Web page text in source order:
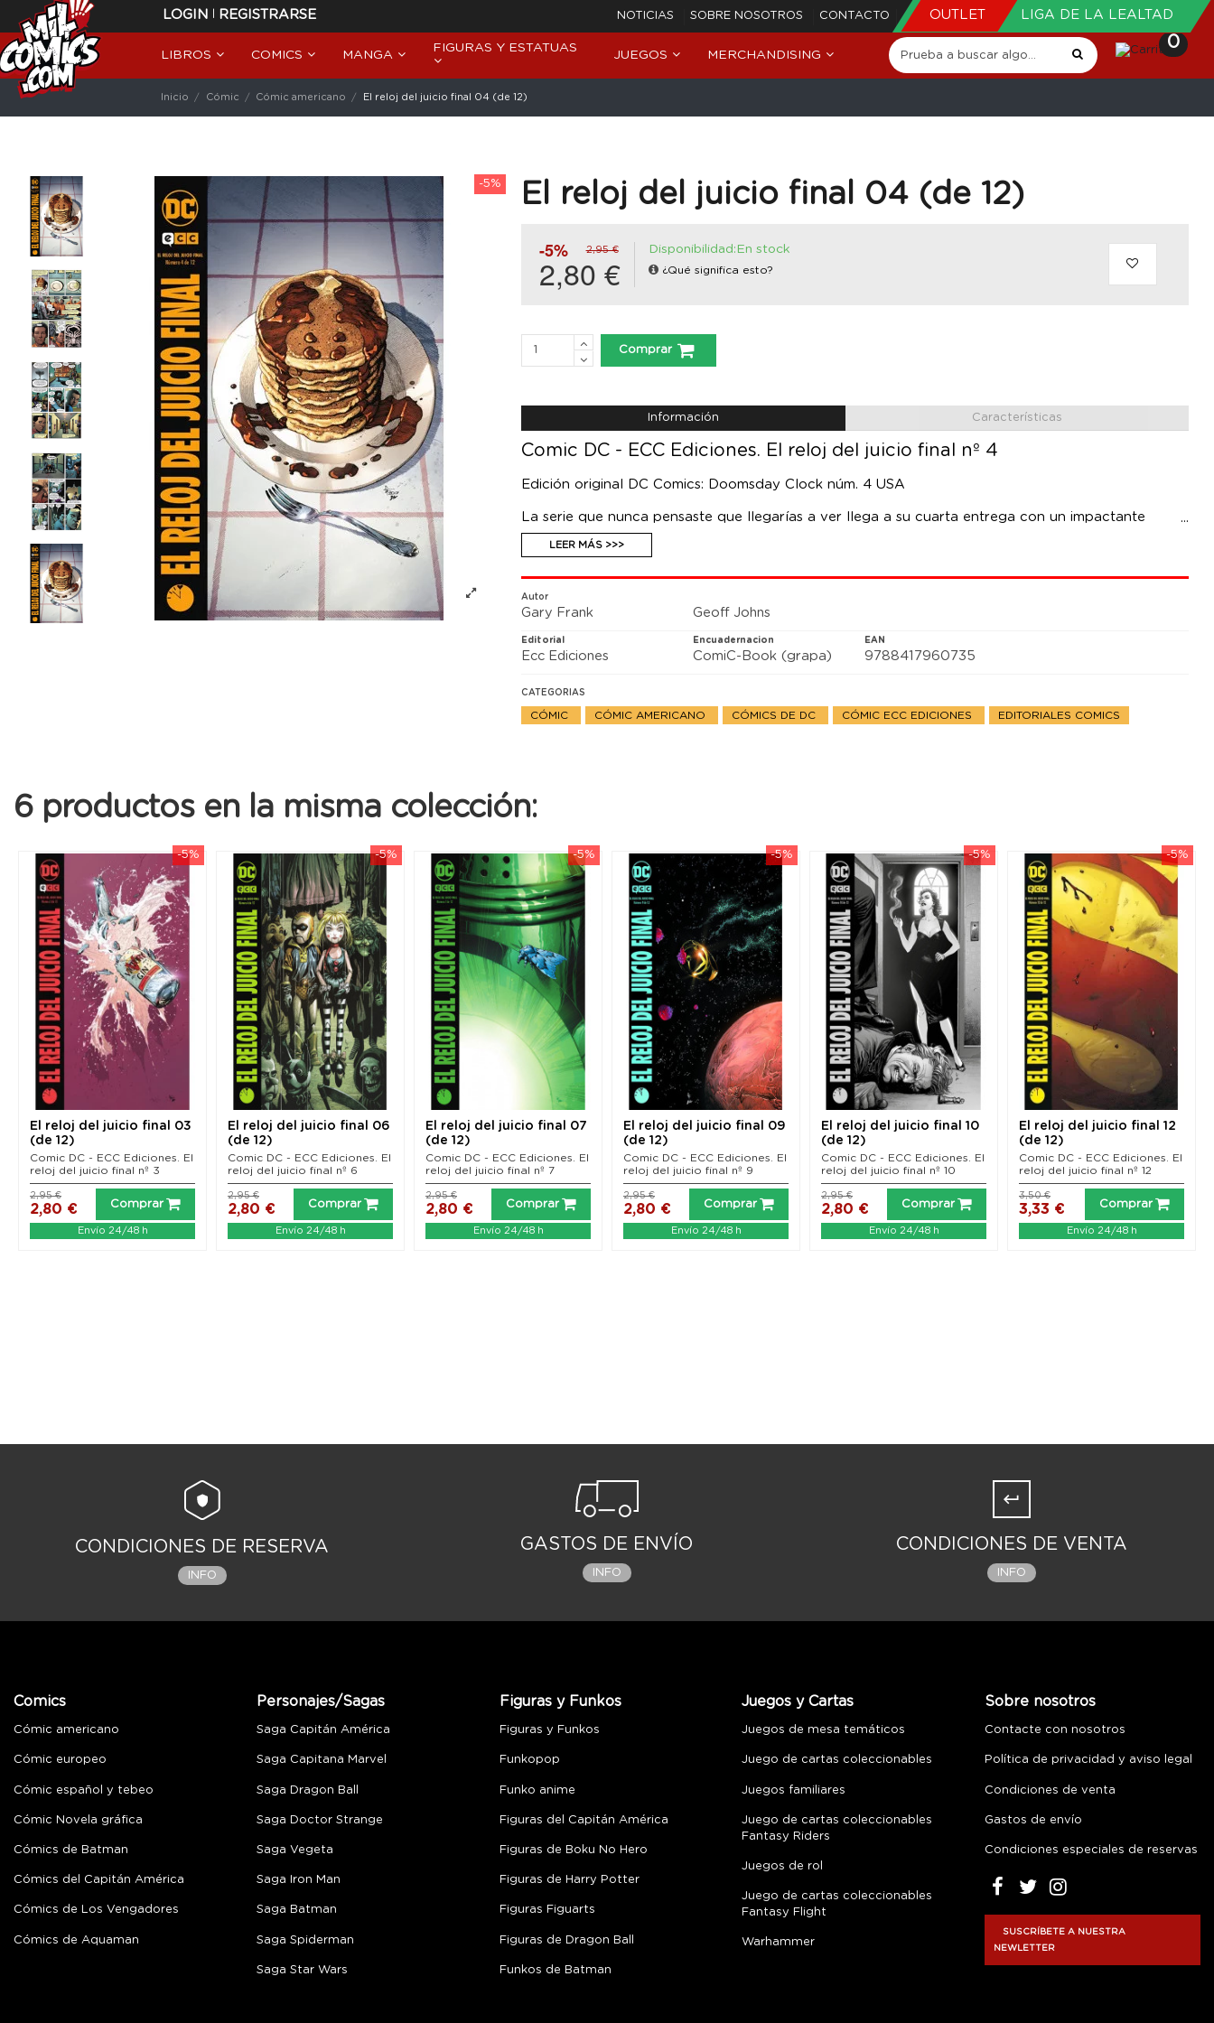
LOGIN | REGISTRARSE NOTICIAS SOBRE NOSOTROS CONTACTO OUTLET LIGA DE LA LEALTAD
LIBROS COMICS MANGA
FIGURAS Y ESTATUAS
JUEGOS MERCHANDISING
0
Inicio Cómic Cómic americano El reloj del juicio final 04 (de 12)
-5% El reloj del juicio final 04 (de 12)
-5% 2,95 €
2,80 €
Disponibilidad:En stock
¿Qué significa esto?
Comprar
Información Características
Comic DC - ECC Ediciones. El reloj del juicio final nº 4
Edición original DC Comics: Doomsday Clock núm. 4 USA
La serie que nunca pensaste que llegarías a ver llega a su cuarta entrega con un impactante
decubrimiento sobre las consecuencias de las acciones de Ozymandias y cómo afectan incluso a
los rincones más oscuros del Universo DC. ¡Todo ello realizado un mes más por el escritor Geoff
LEER MÁS >>>
Autor
Gary Frank Geoff Johns
Editorial
Ecc Ediciones
Encuadernacion
ComiC-Book (grapa)
EAN
9788417960735
CATEGORIAS
CÓMIC CÓMIC AMERICANO CÓMICS DE DC CÓMIC ECC EDICIONES EDITORIALES COMICS
6 productos en la misma colección:
-5%
El reloj del juicio final 03
(de 12)
Comic DC - ECC Ediciones. El
reloj del juicio final nº 3
2,80 €
2,95 €
Comprar
Envío 24/48 h
-5%
El reloj del juicio final 06
(de 12)
Comic DC - ECC Ediciones. El
reloj del juicio final nº 6
2,80 €
2,95 €
Comprar
Envío 24/48 h
-5%
El reloj del juicio final 07
(de 12)
Comic DC - ECC Ediciones. El
reloj del juicio final nº 7
2,80 €
2,95 €
Comprar
Envío 24/48 h
-5%
El reloj del juicio final 09
(de 12)
Comic DC - ECC Ediciones. El
reloj del juicio final nº 9
2,80 €
2,95 €
Comprar
Envío 24/48 h
-5%
El reloj del juicio final 10
(de 12)
Comic DC - ECC Ediciones. El
reloj del juicio final nº 10
2,80 €
2,95 €
Comprar
Envío 24/48 h
-5%
El reloj del juicio final 12
(de 12)
Comic DC - ECC Ediciones. El
reloj del juicio final nº 12
3,33 €
3,50 €
Comprar
Envío 24/48 h
CONDICIONES DE RESERVA
INFO
GASTOS DE ENVÍO
INFO
CONDICIONES DE VENTA
INFO
Comics
Cómic americano
Cómic europeo
Cómic español y tebeo
Cómic Novela gráfica
Cómics de Batman
Cómics del Capitán América
Cómics de Los Vengadores
Cómics de Aquaman
Personajes/Sagas
Saga Capitán América
Saga Capitana Marvel
Saga Dragon Ball
Saga Doctor Strange
Saga Vegeta
Saga Iron Man
Saga Batman
Saga Spiderman
Saga Star Wars
Figuras y Funkos
Figuras y Funkos
Funkopop
Funko anime
Figuras del Capitán América
Figuras de Boku No Hero
Figuras de Harry Potter
Figuras Figuarts
Figuras de Dragon Ball
Funkos de Batman
Juegos y Cartas
Juegos de mesa temáticos
Juego de cartas coleccionables
Juegos familiares
Juego de cartas coleccionables
Fantasy Riders
Juegos de rol
Juego de cartas coleccionables
Fantasy Flight
Warhammer
Sobre nosotros
Contacte con nosotros
Política de privacidad y aviso legal
Condiciones de venta
Gastos de envío
Condiciones especiales de reservas
SUSCRÍBETE A NUESTRA
NEWLETTER